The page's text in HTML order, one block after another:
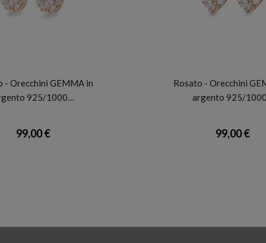
- Orecchini GEMMA in
925/1000…
99,00 €
Rosato - Orecchini
argento 925/
99,00 €